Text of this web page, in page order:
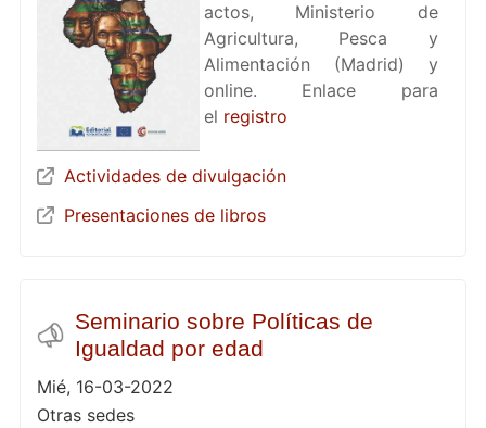
actos, Ministerio de
Agricultura, Pesca y
Alimentación (Madrid) y
online. Enlace para
el registro
Actividades de divulgación
Presentaciones de libros
Seminario sobre Políticas de
Igualdad por edad
Mié, 16-03-2022
Otras sedes